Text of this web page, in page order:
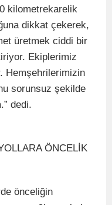
kilometrekarelik
dikkat çekerek,
üretmek ciddi bir
Ekiplerimiz
Hemşehrilerimizin
sorunsuz şekilde
dedi.
ÖNCELİK
önceliğin